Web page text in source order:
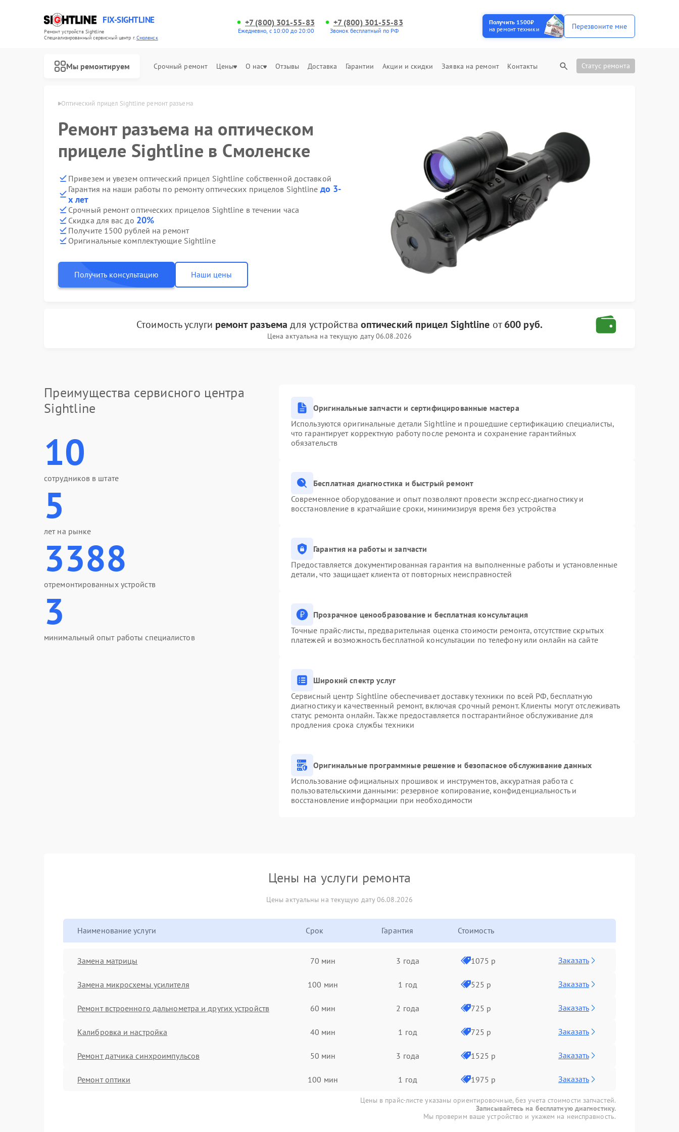
FIX-SIGHTLINE
Ремонт устройств Sightline
Специализированный cервисный центр г.Смоленск
+7 (800) 301-55-83
Ежедневно, с 10:00 до 20:00
+7 (800) 301-55-83
Звонок бесплатный по РФ
Получить 1500₽
на ремонт техники
Перезвоните мне
Мы ремонтируем Срочный ремонт Цены О нас Отзывы Доставка Гарантии Акции и скидки Заявка на ремонт Контакты Статус ремонта
Оптический прицел Sightline ремонт разъема
Ремонт разъема на оптическом
прицеле Sightline в Смоленске
Привезем и увезем оптический прицел Sightline собственной доставкой
Гарантия на наши работы по ремонту оптических прицелов Sightline до 3-
х лет
Срочный ремонт оптических прицелов Sightline в течении часа
Скидка для вас до 20%
Получите 1500 рублей на ремонт
Оригинальные комплектующие Sightline
Получить консультацию Наши цены
Стоимость услуги ремонт разъема для устройства оптический прицел Sightline от600 руб.
Цена актуальна на текущую дату 06.08.2026
Преимущества сервисного центра
Sightline
10
сотрудников в штате
5
лет на рынке
3388
отремонтированных устройств
3
минимальный опыт работы специалистов
Оригинальные запчасти и сертифицированные мастера
Используются оригинальные детали Sightline и прошедшие сертификацию специалисты,
что гарантирует корректную работу после ремонта и сохранение гарантийных
обязательств
Бесплатная диагностика и быстрый ремонт
Современное оборудование и опыт позволяют провести экспресс-диагностику и
восстановление в кратчайшие сроки, минимизируя время без устройства
Гарантия на работы и запчасти
Предоставляется документированная гарантия на выполненные работы и установленные
детали, что защищает клиента от повторных неисправностей
Прозрачное ценообразование и бесплатная консультация
Точные прайс-листы, предварительная оценка стоимости ремонта, отсутствие скрытых
платежей и возможность бесплатной консультации по телефону или онлайн на сайте
Широкий спектр услуг
Сервисный центр Sightline обеспечивает доставку техники по всей РФ, бесплатную
диагностику и качественный ремонт, включая срочный ремонт. Клиенты могут отслеживать
статус ремонта онлайн. Также предоставляется постгарантийное обслуживание для
продления срока службы техники
Оригинальные программные решение и безопасное обслуживание данных
Использование официальных прошивок и инструментов, аккуратная работа с
пользовательскими данными: резервное копирование, конфиденциальность и
восстановление информации при необходимости
Цены на услуги ремонта
Цены актуальны на текущую дату 06.08.2026
Наименование услуги Срок Гарантия Стоимость
Замена матрицы 70 мин 3 года 1075 р Заказать
Замена микросхемы усилителя 100 мин 1 год 525 р Заказать
Ремонт встроенного дальнометра и других устройств 60 мин 2 года 725 р Заказать
Калибровка и настройка 40 мин 1 год 725 р Заказать
Ремонт датчика синхроимпульсов 50 мин 3 года 1525 р Заказать
Ремонт оптики 100 мин 1 год 1975 р Заказать
Цены в прайс-листе указаны ориентировочные, без учета стоимости запчастей.
Записывайтесь на бесплатную диагностику.
Мы проверим ваше устройство и укажем на неисправность.